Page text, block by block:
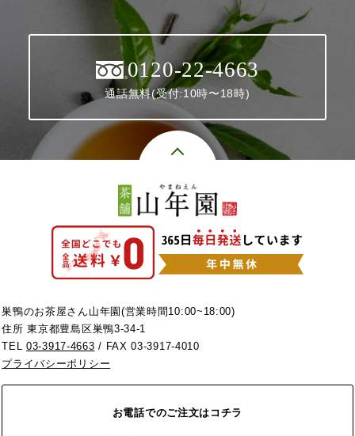
0120-22-4663
通話無料(受付:10時〜18時)
巣鴨のお茶屋さん山年園(営業時間10:00~18:00)
住所 東京都豊島区巣鴨3-34-1
TEL03-3917-4663 / FAX 03-3917-4010
プライバシーポリシー
お電話でのご注文はコチラ